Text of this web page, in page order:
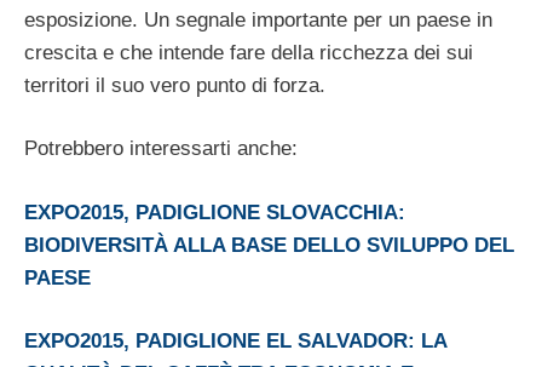
esposizione. Un segnale importante per un paese in
crescita e che intende fare della ricchezza dei sui
territori il suo vero punto di forza.
Potrebbero interessarti anche:
EXPO2015, PADIGLIONE SLOVACCHIA:
BIODIVERSITÀ ALLA BASE DELLO SVILUPPO DEL
PAESE
EXPO2015, PADIGLIONE EL SALVADOR: LA